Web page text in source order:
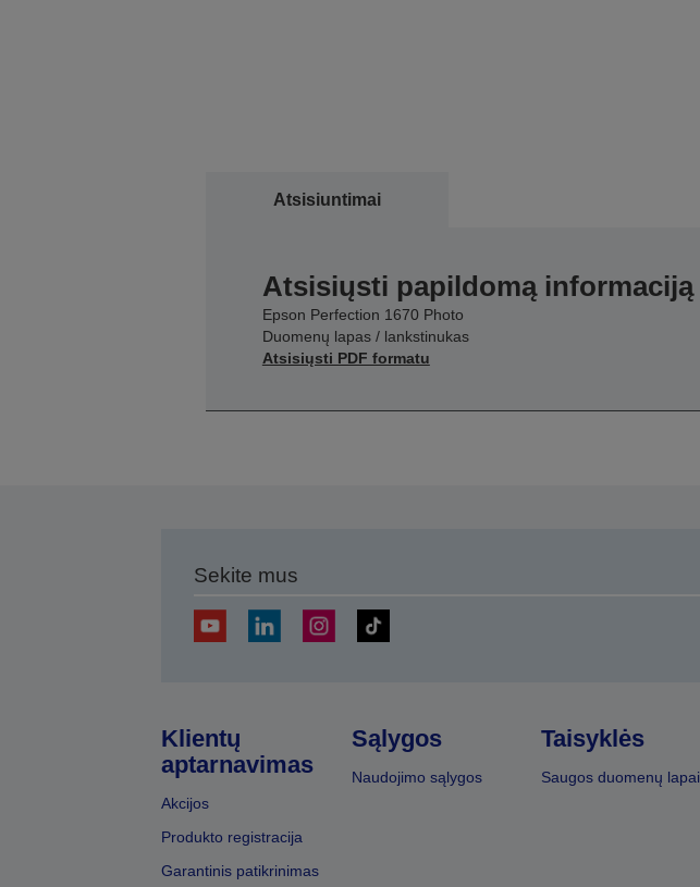
Atsisiuntimai
Atsisiųsti papildomą informaciją
Epson Perfection 1670 Photo
Duomenų lapas / lankstinukas
Atsisiųsti PDF formatu
Sekite mus
Klientų
aptarnavimas
Akcijos
Produkto registracija
Garantinis patikrinimas
Sąlygos
Naudojimo sąlygos
Taisyklės
Saugos duomenų lapai